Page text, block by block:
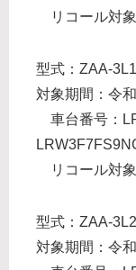
リコール対
型式：ZAA-
対象期間：令
車台番号：
リコール対
型式：ZAA-
対象期間：令